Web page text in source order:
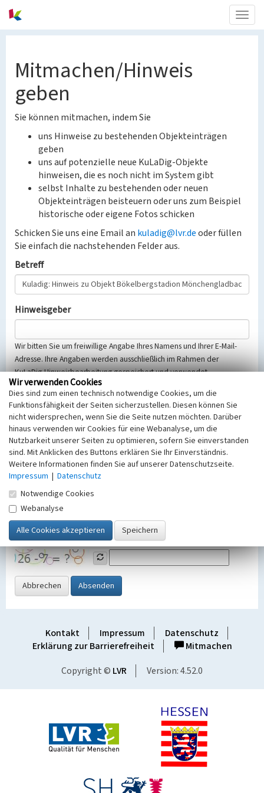
Mitmachen/Hinweis
geben
Sie können mitmachen, indem Sie
uns Hinweise zu bestehenden Objekteinträgen
geben
uns auf potenzielle neue KuLaDig-Objekte
hinweisen, die es noch nicht im System gibt
selbst Inhalte zu bestehenden oder neuen
Objekteinträgen beisteuern oder uns zum Beispiel
historische oder eigene Fotos schicken
Schicken Sie uns eine Email an kuladig@lvr.deoder füllen
Sie einfach die nachstehenden Felder aus.
Betreff
Hinweisgeber
Wir bitten Sie um freiwillige Angabe Ihres Namens und Ihrer E-Mail-
Adresse. Ihre Angaben werden ausschließlich im Rahmen der
KuLaDig-Hinweisbearbeitung gespeichert und verwendet.
Selbstverständlich werden diese entsprechend der Vorschriften des
Telemediengesetzes, des Datenschutzgesetzes NRW und der seit
dem 25.05.2018 gültigen Europäischen Datenschutzgrundverordnung
(EU-DSGVO) vertraulich behandelt, beachten Sie bitte unsere
Hinweise zumDatenschutz
Nachricht
SicherheitsabfrageTragen Sie unten das Rechenergebnis aus der
Grafik ein
Abbrechen Absenden
Kontakt Impressum
Datenschutz
Erklärung zur Barrierefreiheit
Mitmachen
Copyright © LVR Version: 4.52.0
Wir verwenden Cookies
Dies sind zum einen technisch notwendige Cookies, um die
Funktionsfähigkeit der Seiten sicherzustellen. Diesen können Sie
nicht widersprechen, wenn Sie die Seite nutzen möchten. Darüber
hinaus verwenden wir Cookies für eine Webanalyse, um die
Nutzbarkeit unserer Seiten zu optimieren, sofern Sie einverstanden
sind. Mit Anklicken des Buttons erklären Sie Ihr Einverständnis.
Weitere Informationen finden Sie auf unserer Datenschutzseite.
Impressum | Datenschutz
Notwendige Cookies
Webanalyse